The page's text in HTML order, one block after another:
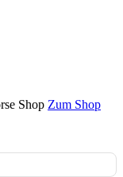
Shop Zum Shop